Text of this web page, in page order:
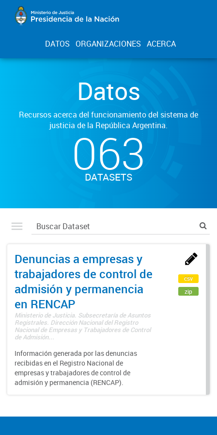
DATOS ORGANIZACIONES ACERCA
Datos
Recursos acerca del funcionamiento del sistema de
justicia de la República Argentina.
063
DATASETS
Denuncias a empresas y
trabajadores de control de
admisión y permanencia
en RENCAP
Ministerio de Justicia. Subsecretaría de Asuntos
Registrales. Dirección Nacional del Registro
Nacional de Empresas y Trabajadores de Control
de Admisión...
Información generada por las denuncias
recibidas en el Registro Nacional de
empresas y trabajadores de control de
admisión y permanencia (RENCAP).
csv
zip